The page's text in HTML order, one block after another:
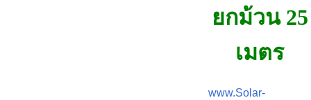
ยกม้วน 25
เมตร
www.Solar-